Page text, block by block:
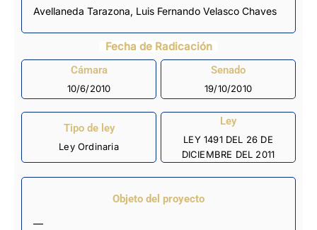
Avellaneda Tarazona, Luis Fernando Velasco Chaves
Fecha de Radicación
Cámara
10/6/2010
Senado
19/10/2010
Tipo de ley
Ley Ordinaria
Ley
LEY 1491 DEL 26 DE
DICIEMBRE DEL 2011
Objeto del proyecto
—